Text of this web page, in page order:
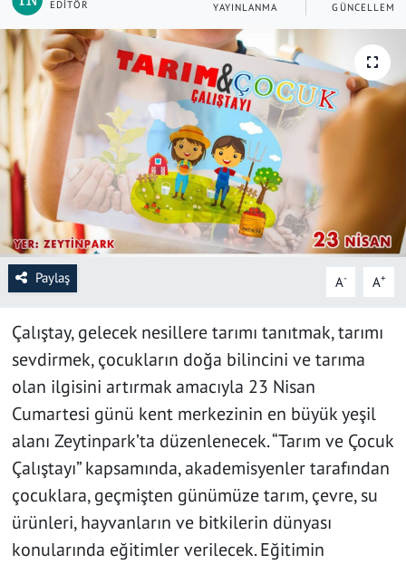
EDITÖR YAYINLANMA GÜNCELLEME
Paylaş A- A+
Çalıştay, gelecek nesillere tarımı tanıtmak, tarımı
sevdirmek, çocukların doğa bilincini ve tarıma
olan ilgisini artırmak amacıyla 23 Nisan
Cumartesi günü kent merkezinin en büyük yeşil
alanı Zeytinpark’ta düzenlenecek. “Tarım ve Çocuk
Çalıştayı” kapsamında, akademisyenler tarafından
çocuklara, geçmişten günümüze tarım, çevre, su
ürünleri, hayvanların ve bitkilerin dünyası
konularında eğitimler verilecek. Eğitimin
SAĞLIK
YAŞAM
KÜLTÜR SANAT
EĞİTİM